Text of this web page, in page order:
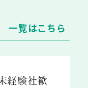
一覧はこちら
経験社歓